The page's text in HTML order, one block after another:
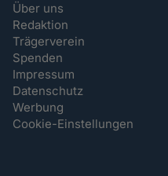
Über uns
Redaktion
Trägerverein
Spenden
Impressum
Datenschutz
Werbung
Cookie-Einstellungen